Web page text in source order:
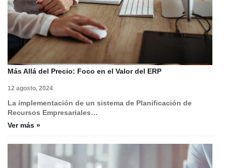
Más Allá del Precio: Foco en el Valor del ERP
12 agosto, 2024
La implementación de un sistema de Planificación de
Recursos Empresariales…
Ver más »